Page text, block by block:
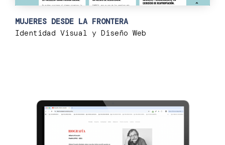
MUJERES DESDE LA FRONTERA
Identidad Visual y Diseño Web